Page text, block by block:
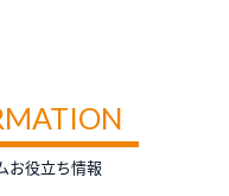
お役立ち情報